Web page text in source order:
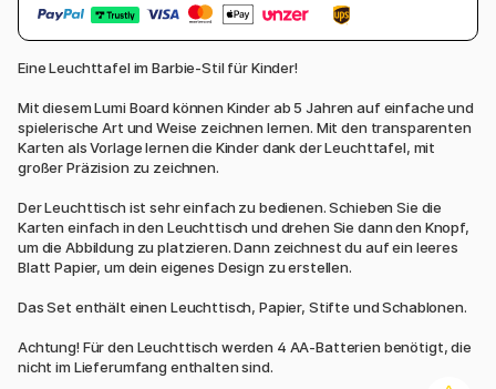
Eine Leuchttafel im Barbie-Stil für Kinder!
Mit diesem Lumi Board können Kinder ab 5 Jahren auf einfache und
spielerische Art und Weise zeichnen lernen. Mit den transparenten
Karten als Vorlage lernen die Kinder dank der Leuchttafel, mit
großer Präzision zu zeichnen.
Der Leuchttisch ist sehr einfach zu bedienen. Schieben Sie die
Karten einfach in den Leuchttisch und drehen Sie dann den Knopf,
um die Abbildung zu platzieren. Dann zeichnest du auf ein leeres
Blatt Papier, um dein eigenes Design zu erstellen.
Das Set enthält einen Leuchttisch, Papier, Stifte und Schablonen.
Achtung! Für den Leuchttisch werden 4 AA-Batterien benötigt, die
nicht im Lieferumfang enthalten sind.